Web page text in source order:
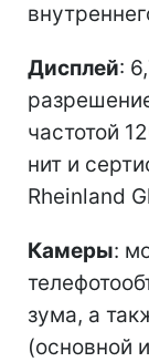
Дисплей:
частотой
нит и
Rheinland
Камеры:
зума, а
(основной